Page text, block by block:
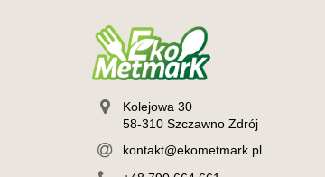
Kolejowa 30
58-310 Szczawno Zdrój
kontakt@ekometmark.pl